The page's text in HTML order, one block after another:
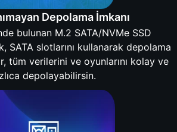
Depolama İmkanı
bulunan M.2 SATA/NVMe SSD
SATA slotlarını kullanarak depolama
tüm verilerini ve oyunlarını kolay ve
depolayabilirsin.